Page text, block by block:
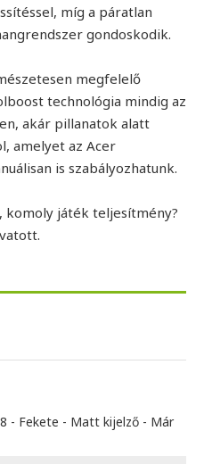
míg a páratlan
gondoskodik.
megfelelő
technológia mindig az
akár pillanatok alatt
amelyet az Acer
is szabályozhatunk.
komoly játék teljesítmény?
- Fekete - Matt kijelző - Már